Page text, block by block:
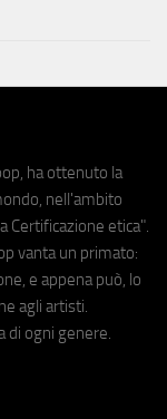
ha ottenuto la
nell'ambito
Certificazione etica".
vanta un primato:
e appena può, lo
agli artisti.
di ogni genere.